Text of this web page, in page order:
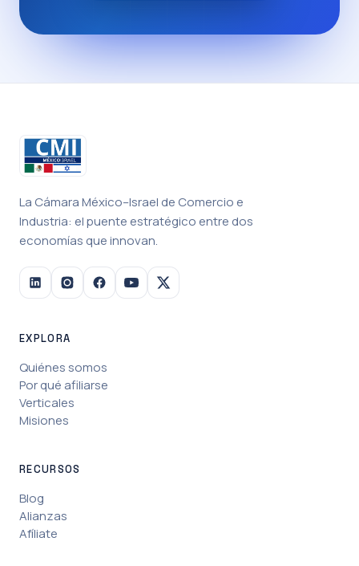
La Cámara México–Israel de Comercio e
Industria: el puente estratégico entre dos
economías que innovan.
EXPLORA
Quiénes somos
Por qué afiliarse
Verticales
Misiones
RECURSOS
Blog
Alianzas
Afíliate